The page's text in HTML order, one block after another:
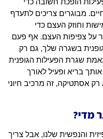
הופכת חשובה כדי
מבוגרים צריכים לתעדף
וחוזק העצם כדי
על צפיפות העצם. אף פעם
בשגרה שלך, גם רק
שגרת הפעילות הגופנית
בריא ופעיל לאורך
רק אסתטיקה, זה מרכיב חיוני
מדי?
והנפשית שלנו, אבל צריך